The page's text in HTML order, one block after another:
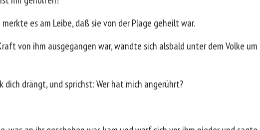
es am Leibe, daß sie von der Plage geheilt war.
von ihm ausgegangen war, wandte sich alsbald unter dem Volke um
dich drängt, und sprichst: Wer hat mich angerührt?